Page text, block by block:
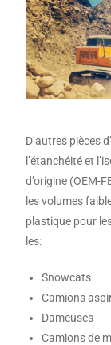
D’autres pièces
l’étanchéité et
d’origine (OEM-
les volumes
plastique pour
les:
Snowcats
Camions
Dameuses
Camions de